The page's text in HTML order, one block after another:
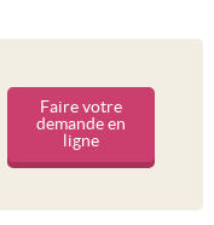
Faire votre
demande en
ligne